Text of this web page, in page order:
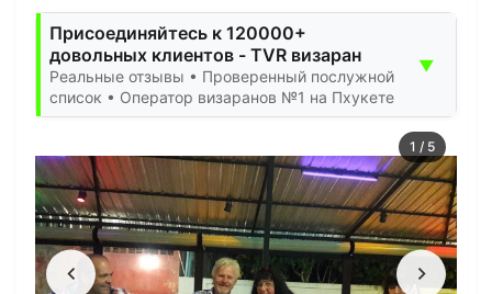
Присоединяйтесь к 120000+
довольных клиентов - TVR визаран
Реальные отзывы • Проверенный послужной
список • Оператор визаранов №1 на Пхукете
▼
1 / 5